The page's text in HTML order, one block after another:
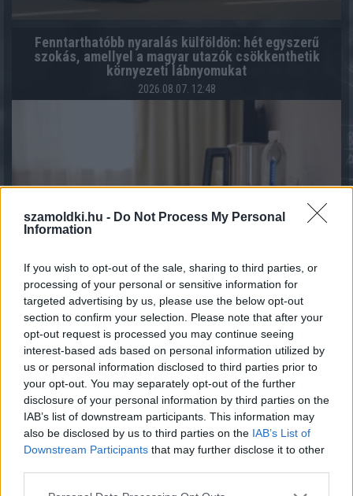
szamoldki.hu - Do Not Process My Personal
Information
If you wish to opt-out of the sale, sharing to third parties, or
processing of your personal or sensitive information for
targeted advertising by us, please use the below opt-out
section to confirm your selection. Please note that after your
opt-out request is processed you may continue seeing
interest-based ads based on personal information utilized by
us or personal information disclosed to third parties prior to
your opt-out. You may separately opt-out of the further
disclosure of your personal information by third parties on the
IAB’s list of downstream participants. This information may
also be disclosed by us to third parties on the IAB’s List of
Downstream Participants that may further disclose it to other
Please note that this website/app uses one or more Google
Fenntarthatóbb nyaralás külföldön: hét egyszerű
szokás, amellyel a magyar utazók csökkenthetik
környezeti lábnyomukat
2026.08.07. 12:48
Magyar infláció 2026 július - rekord alacsony szinten a
drágulás!
2026.08.07. 09:28